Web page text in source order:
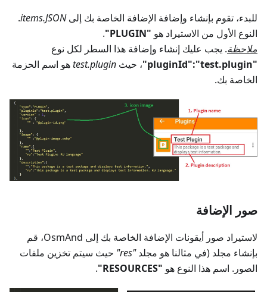
للبدء، تقوم بإنشاء وإضافة الإضافة الخاصة بك إلىitems.JSON
.
النوع الأول من الاستيراد هو "PLUGIN"
.
ملاحظة. يجب عليك إنشاء وإضافة هذا السطر لكل نوع
"pluginId":"test.plugin"
، حيث test.pluginهو اسم الحزمة
الخاصة بك.
صور الإضافة
لاستيراد صور أيقونات الإضافة الخاصة بك إلى OsmAnd، قم
بإنشاء مجلد (في مثالنا هو مجلد"res"
حيث سيتم تخزين ملفات
الصور. اسم هذا النوع هو "RESOURCES"
.